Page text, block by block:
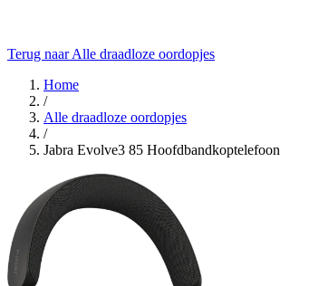
Terug naar Alle draadloze oordopjes
Home
/
Alle draadloze oordopjes
/
Jabra Evolve3 85 Hoofdbandkoptelefoon